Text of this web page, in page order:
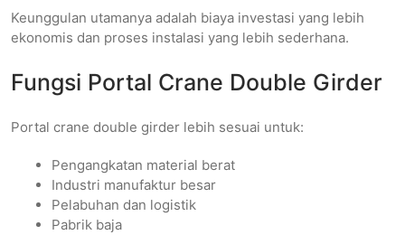
Keunggulan utamanya adalah biaya investasi yang lebih
ekonomis dan proses instalasi yang lebih sederhana.
Fungsi Portal Crane Double Girder
Portal crane double girder lebih sesuai untuk:
Pengangkatan material berat
Industri manufaktur besar
Pelabuhan dan logistik
Pabrik baja